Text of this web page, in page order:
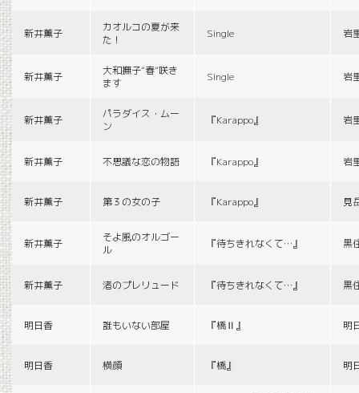
新井薫子
カオルコの夏が来
た！
Single 岩
新井薫子
大和撫子“春”咲き
ます
Single 岩
新井薫子
パラダイス・ムー
ン
『Karappo』 岩
新井薫子 不思議な恋の物語 『Karappo』 岩
新井薫子 第３の女の子 『Karappo』 見
新井薫子
そよ風のオルゴー
ル
『待ちきれなくて…』 黒
新井薫子 渚のプレリュード 『待ちきれなくて…』 黒
明日香 誰もいない部屋 『橋Ⅱ』 明
明日香 横顔 『橋』 明